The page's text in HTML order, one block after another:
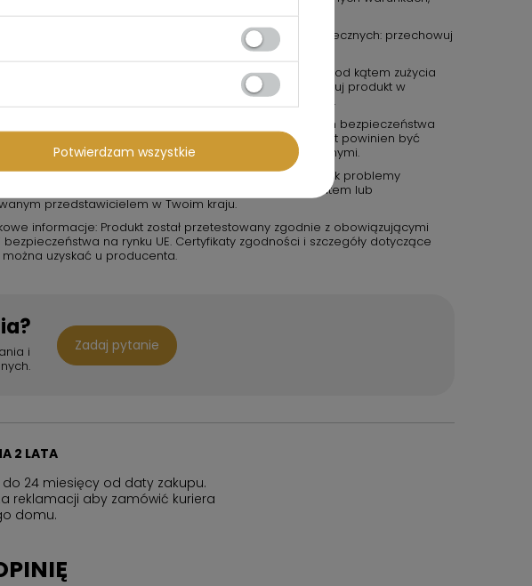
produktów chemicznych lub potencjalnie niebezpiecznych: przechowuj
dobrze wentylowanych i z dala od źródeł ognia.
i przechowywanie: regularnie sprawdzaj produkt pod kątem zużycia
Nie używaj produktu, jeśli jest uszkodzony. Przechowuj produkt w
bezpiecznym miejscu, zgodnie z zaleceniami producenta.
w przypadku jakichkolwiek wątpliwości dotyczących bezpieczeństwa
skontaktuj się z producentem lub sprzedawcą. Produkt powinien być
z lokalnymi przepisami bezpieczeństwa i wytycznymi.
w sprawach bezpieczeństwa: jeśli zauważysz jakiekolwiek problemy
z bezpieczeństwem produktu, skontaktuj się z producentem lub
przedstawicielem w Twoim kraju.
informacje: Produkt został przetestowany zgodnie z obowiązującymi
na rynku UE. Certyfikaty zgodności i szczegóły dotyczące
uzyskać u producenta.
i
Zadaj pytanie
2 LATA
24 miesięcy od daty zakupu.
reklamacji aby zamówić kuriera
domu.
Potwierdzam wszystkie